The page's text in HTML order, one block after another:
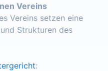
Vereins
Vereins setzen eine
Strukturen des
: